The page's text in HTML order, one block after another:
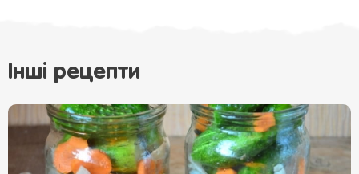
Інші рецепти